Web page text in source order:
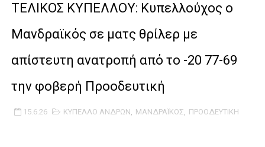
TEΛΙΚΟΣ ΚΥΠΕΛΛΟΥ: Κυπελλούχος ο
Μανδραϊκός σε ματς θρίλερ με
απίστευτη ανατροπή από το -20 77-69
την φοβερή Προοδευτική
15.6.26 ΚΥΠΕΛΛΟ ΑΝΔΡΩΝ, ΜΑΝΔΡΑΪΚΟΣ, ΠΡΟΟΔΕΥΤΙΚΗ